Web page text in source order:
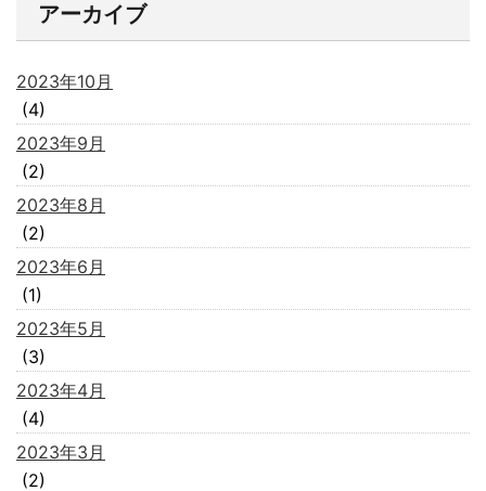
アーカイブ
2023年10月
(4)
2023年9月
(2)
2023年8月
(2)
2023年6月
(1)
2023年5月
(3)
2023年4月
(4)
2023年3月
(2)